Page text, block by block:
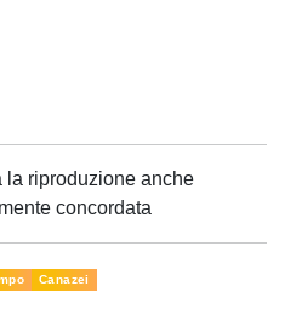
riproduzione anche
concordata
Canazei